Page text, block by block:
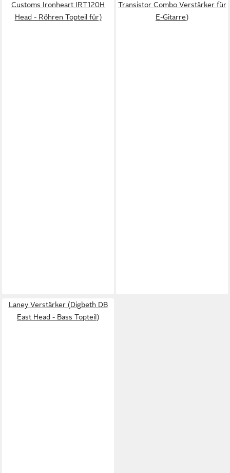
Customs Ironheart IRT120H
Head - Röhren Topteil für)
Transistor Combo Verstärker für
E-Gitarre)
Laney Verstärker (Digbeth DB
East Head - Bass Topteil)